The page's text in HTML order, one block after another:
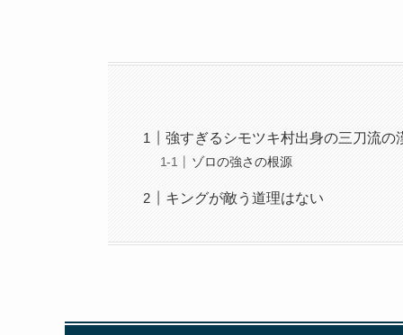
強すぎるシモツキ村出身の三刀流の
ゾロの強さの根源
キングが敵う道理はない